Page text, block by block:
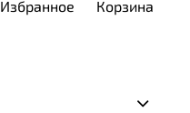
Избранное Корзина